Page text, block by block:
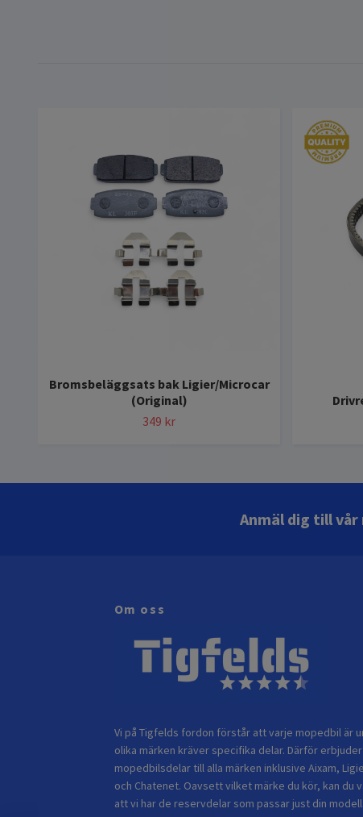
Bromsbeläggsats bak Ligier/Microcar
(Original)
349 kr
Anmäl dig till
Om oss
Vi på Tigfelds fordon förstår att varje mopedbil är
olika märken kräver specifika delar. Därför
mopedbilsdelar till alla märken inklusive Aixam,
och Chatenet. Oavsett vilket märke du kör, kan du
att vi har de reservdelar som passar just din modell.